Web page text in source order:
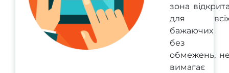
зона
для
бажаючих
без
обмежень,
вимагає